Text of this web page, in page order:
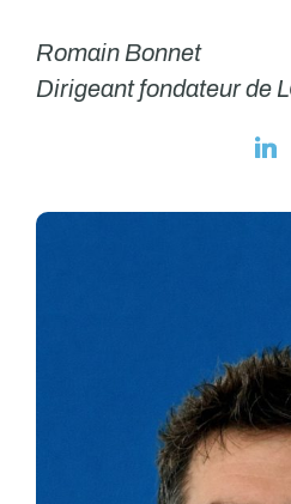
Romain Bonnet
Dirigeant fondateur de